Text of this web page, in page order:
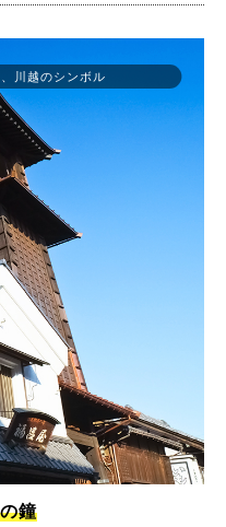
川越のシンボル
鐘